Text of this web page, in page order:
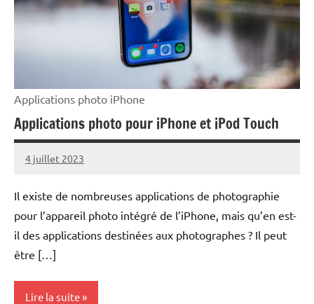
Applications photo iPhone
Applications photo pour iPhone et iPod Touch
4 juillet 2023
rédaction
1
Il existe de nombreuses applications de photographie
pour l’appareil photo intégré de l’iPhone, mais qu’en est-
il des applications destinées aux photographes ? Il peut
être […]
Lire la suite